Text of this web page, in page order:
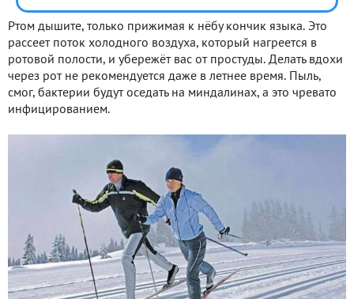
Ртом дышите, только прижимая к нёбу кончик языка. Это
рассеет поток холодного воздуха, который нагреется в
ротовой полости, и убережёт вас от простуды. Делать вдохи
через рот не рекомендуется даже в летнее время. Пыль,
смог, бактерии будут оседать на миндалинах, а это чревато
инфицированием.